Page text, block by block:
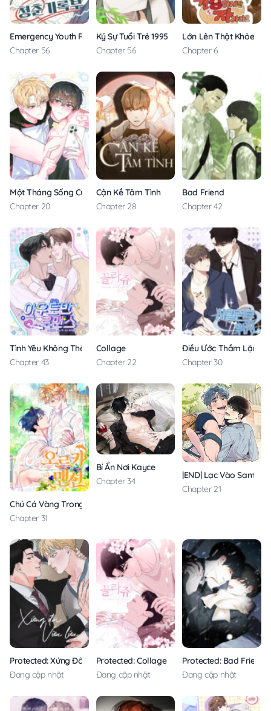
Emergency Youth Record
Chapter 56
Ký Sự Tuổi Trẻ 1995
Chapter 56
Lớn Lên Thật Khỏe
Chapter 6
Một Tháng Sống Cùng Bias
Chapter 20
Cận Kề Tâm Tình
Chapter 28
Bad Friend
Chapter 42
Tình Yêu Không Thể Cản Phá
Chapter 43
Collage
Chapter 22
Điều Ước Thầm Lặng
Chapter 30
Chú Cá Vàng Trong Dinh Thự Orca
Chapter 31
Bí Ẩn Nơi Kayce
Chapter 34
|END| Lạc Vào
Chapter 21
Protected: Xứng Đôi Vừa Lứa
Đang cập nhật
Protected: Collage
Đang cập nhật
Protected: Bad Friend
Đang cập nhật